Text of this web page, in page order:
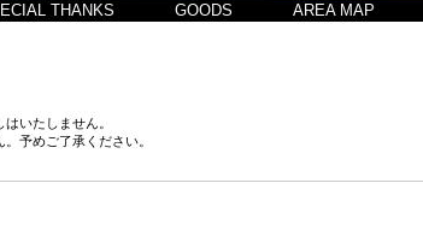
THANKS GOODS AREA MAP
いたしません。
予めご了承ください。